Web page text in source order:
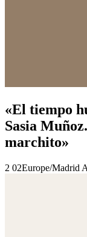
«El tiempo
Sasia
marchito»
2 02Europe/Madrid